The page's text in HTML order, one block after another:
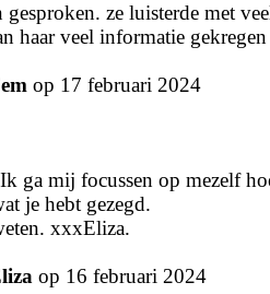
ze luisterde met
haar veel informatie
op 17 februari 2024
ga mij focussen op mezelf
je hebt gezegd.
xxxEliza.
op 16 februari 2024